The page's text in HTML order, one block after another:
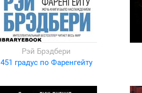
Рэй Брэдбери
451 градус по Фаренгейту